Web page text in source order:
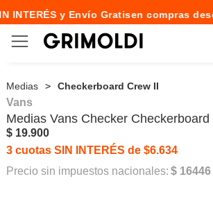
INTERÉS y Envío Gratisen compras
Medias Checkerboard Crew II
Vans
Medias Vans Checker Checkerboard
$ 19.900
3 cuotas SIN INTERÉS de $6.634
Precio sin impuestos nacionales: $ 16446